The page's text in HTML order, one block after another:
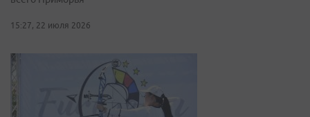
15:27, 22 июля 2026